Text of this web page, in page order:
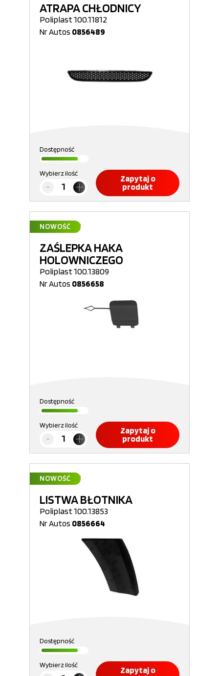
ATRAPA CHŁODNICY
Poliplast 100.11812
Nr Autos 0856489
Dostępność
Wybierz ilość
Zapytaj o
produkt
NOWOŚĆ
ZAŚLEPKA HAKA
HOLOWNICZEGO
Poliplast 100.13809
Nr Autos 0856658
Dostępność
Wybierz ilość
Zapytaj o
produkt
NOWOŚĆ
LISTWA BŁOTNIKA
Poliplast 100.13853
Nr Autos 0856664
Dostępność
Wybierz ilość
Zapytaj o